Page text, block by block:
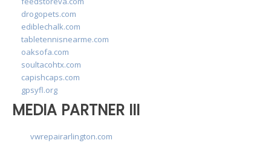
drogopets.com
ediblechalk.com
tabletennisnearme.com
oaksofa.com
soultacohtx.com
capishcaps.com
gpsyfl.org
MEDIA PARTNER III
vwrepairarlington.com